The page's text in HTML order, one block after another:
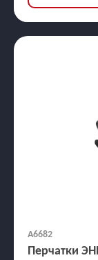
А6682
Перчатки